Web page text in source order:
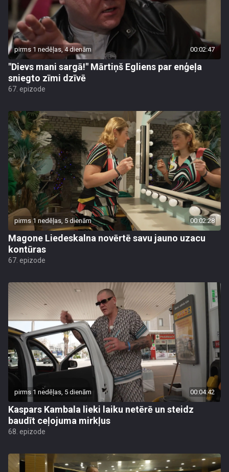
pirms 1 nedēļas, 4 dienām 00:02:47
"Dievs mani sargā!" Mārtiņš Egliens par enģeļa
sniegto zīmi dzīvē
67. epizode
pirms 1 nedēļas, 5 dienām 00:02:28
Magone Liedeskalna novērtē savu jauno uzacu
kontūras
67. epizode
pirms 1 nedēļas, 5 dienām 00:04:42
Kaspars Kambala lieki laiku netērē un steidz
baudīt ceļojuma mirkļus
68. epizode